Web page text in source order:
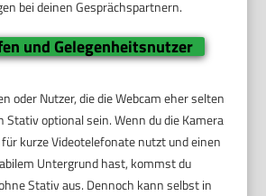
bei deinen Gesprächspartnern.
und Gelegenheitsnutzer
oder Nutzer, die die Webcam eher selten
Stativ optional sein. Wenn du die Kamera
kurze Videotelefonate nutzt und einen
Untergrund hast, kommst du
Stativ aus. Dennoch kann selbst in